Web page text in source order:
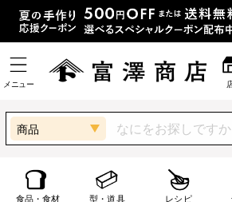
メニュー
商品
食品・食材 型・道具 レシピ